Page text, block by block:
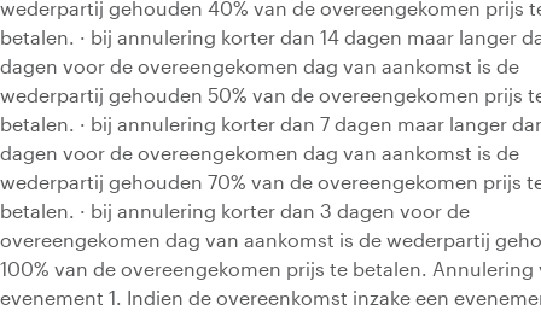
wederpartij gehouden 40% van de overeengekomen prijs
betalen. · bij annulering korter dan 14 dagen maar langer
dagen voor de overeengekomen dag van aankomst is de
wederpartij gehouden 50% van de overeengekomen prijs
betalen. · bij annulering korter dan 7 dagen maar langer
dagen voor de overeengekomen dag van aankomst is de
wederpartij gehouden 70% van de overeengekomen prijs
betalen. · bij annulering korter dan 3 dagen voor de
overeengekomen dag van aankomst is de wederpartij
100% van de overeengekomen prijs te betalen. Annulering
evenement 1. Indien de overeenkomst inzake een